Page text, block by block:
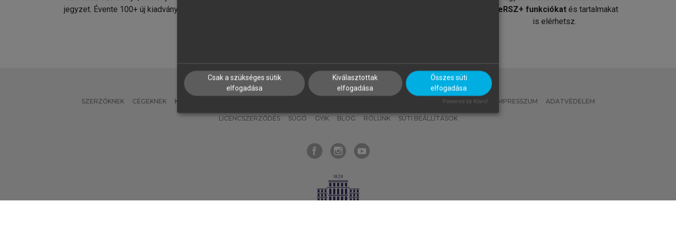
jegyzet. Évente 100+ új kiadvány.
MeRSZ+ funkciókat és tartalmakat
is elérhetsz.
SZERZŐKNEK CÉGEKNEK KÖNYVTÁROSOKNAK MI – ÁLTALÁNOS IRÁNYELVEK IMPRESSZUM ADATVÉDELEM
LICENCSZERZŐDÉS SÚGÓ GYIK BLOG RÓLUNK SÜTI BEÁLLÍTÁSOK
Csak a szükséges sütik
elfogadása
Kiválasztottak
elfogadása
Összes süti
elfogadása
Powered by Klaro!